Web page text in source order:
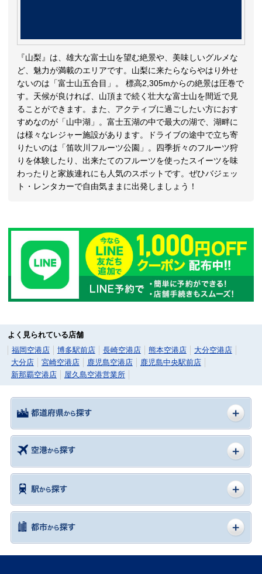
『山梨』は、雄大な富士山を望む絶景や、美味しいグルメな
ど、魅力が満載のエリアです。山梨に来たらならやはり外せ
ないのは「富士山五合目」。 標高2,305mからの絶景は圧巻で
す。天候が良ければ、山頂まで続く壮大な富士山を間近で見
ることができます。また、アクティブに過ごしたい方におす
すめなのが「山中湖」。富士五湖の中で最大の湖で、湖畔に
は様々なレジャー施設があります。ドライブの途中で立ち寄
りたいのは「笛吹川フルーツ公園」。四季折々のフルーツ狩
りを体験したり、出来たてのフルーツを使ったスイーツを味
わったりと家族連れにも人気のスポットです。ぜひバジェッ
ト・レンタカーで自由気ままに出発しましょう！
よく見られている店舗
福岡空港店
博多駅前店 長崎空港店 熊本空港店
大分空港店
大分店
宮崎空港店 鹿児島空港店
鹿児島中央駅前店
新那覇空港店
屋久島空港営業所